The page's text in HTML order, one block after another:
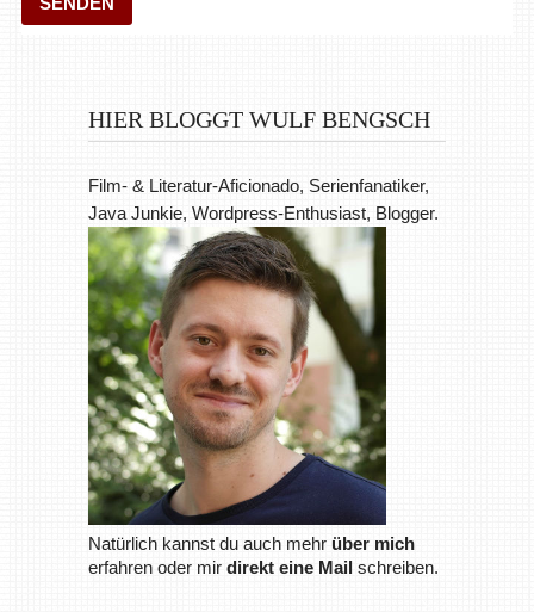
HIER BLOGGT WULF BENGSCH
Film- & Literatur-Aficionado, Serienfanatiker,
Java Junkie, Wordpress-Enthusiast, Blogger.
Natürlich kannst du auch mehr über mich
erfahren oder mir direkt eine Mailschreiben.